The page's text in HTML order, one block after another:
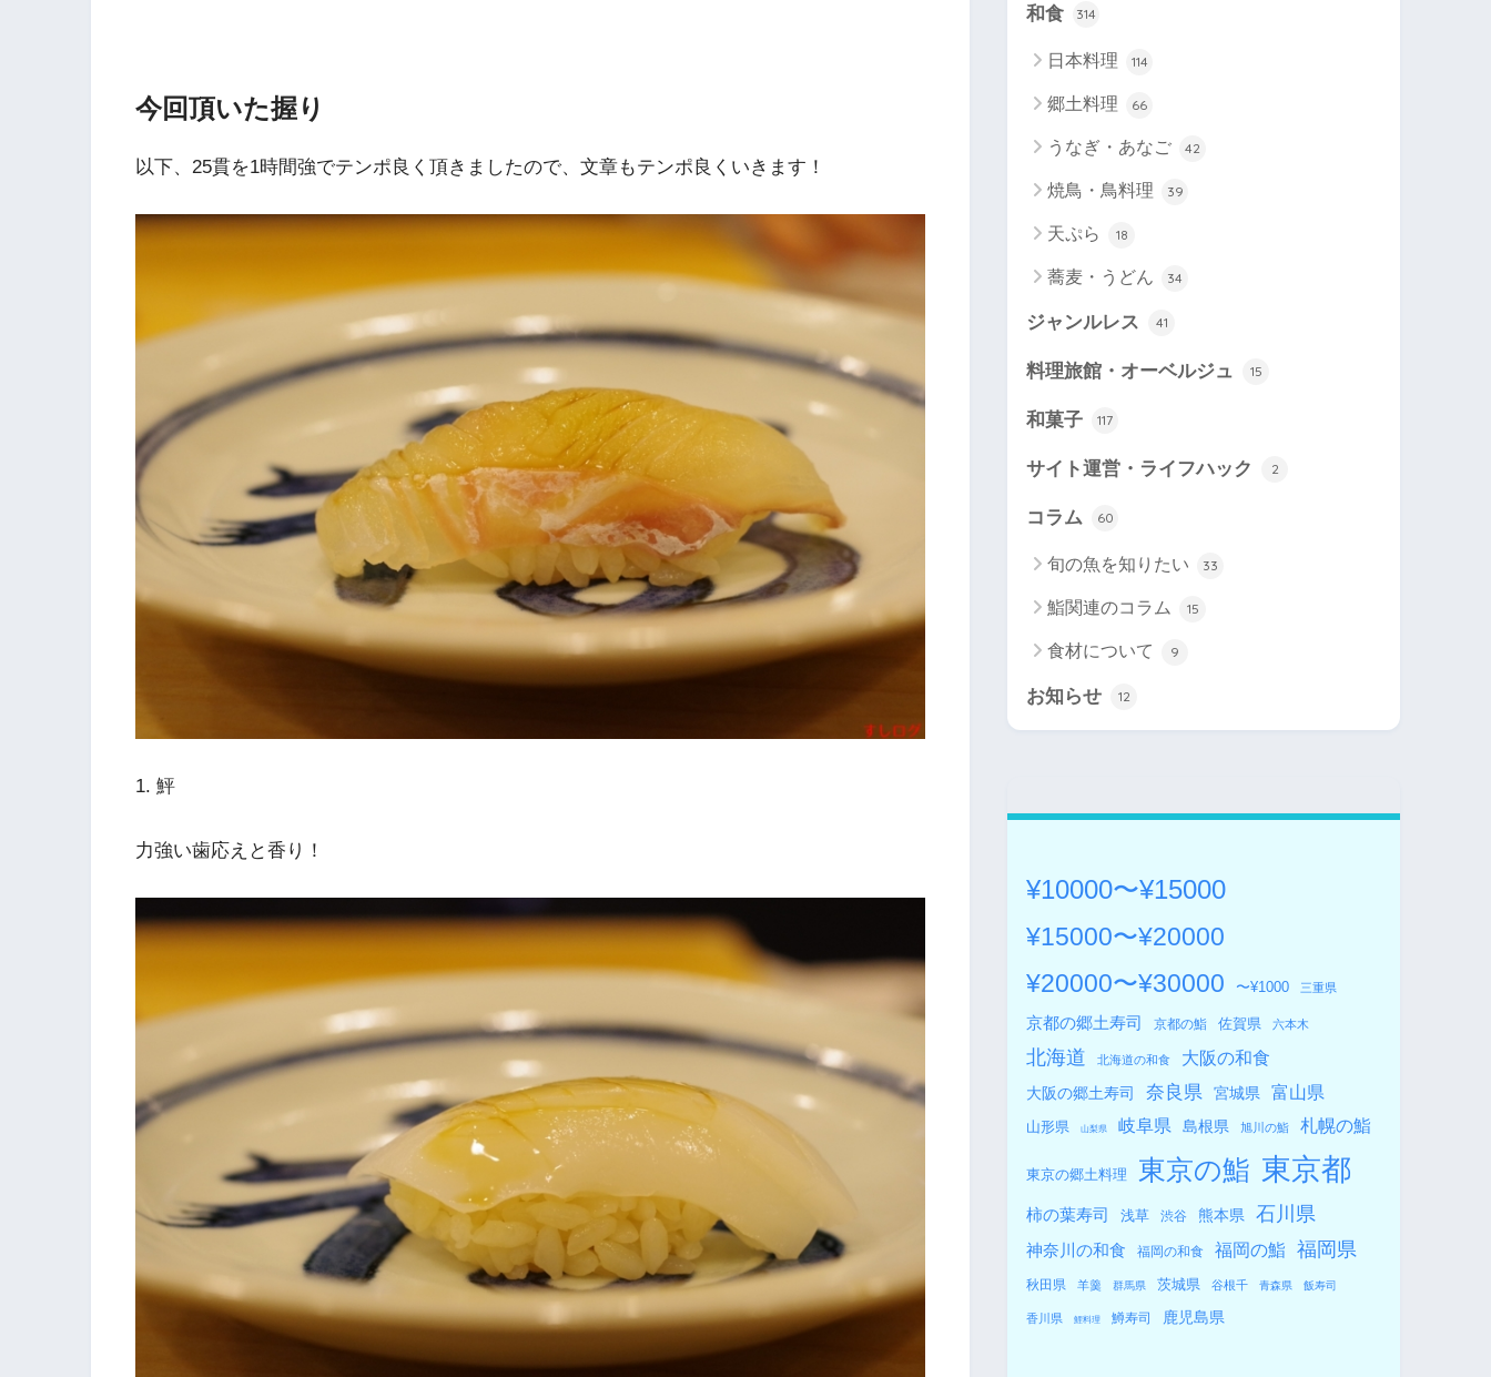
今回頂いた握り
以下、25貫を1時間強でテンポ良く頂きましたので、文章もテンポ良くいきます！
1. 鮃
力強い歯応えと香り！
和食 314
日本料理 114
郷土料理 66
うなぎ・あなご 42
焼鳥・鳥料理 39
天ぷら 18
蕎麦・うどん 34
ジャンルレス 41
料理旅館・オーベルジュ 15
和菓子 117
サイト運営・ライフハック 2
コラム 60
旬の魚を知りたい 33
鮨関連のコラム 15
食材について 9
お知らせ 12
¥10000〜¥15000
¥15000〜¥20000
¥20000〜¥30000
〜¥1000 三重県
京都の郷土寿司 京都の鮨 佐賀県 六本木
北海道 北海道の和食 大阪の和食
大阪の郷土寿司 奈良県 宮城県 富山県
山形県 山梨県 岐阜県 島根県 旭川の鮨 札幌の鮨
東京の郷土料理 東京の鮨 東京都
柿の葉寿司 浅草 渋谷 熊本県 石川県
神奈川の和食 福岡の和食 福岡の鮨 福岡県
秋田県 羊羹 群馬県 茨城県 谷根千 青森県 飯寿司
香川県 鯉料理 鱒寿司 鹿児島県